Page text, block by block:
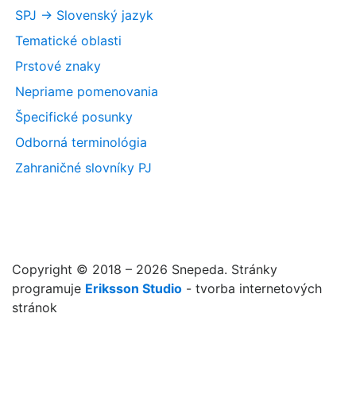
SPJ -> Slovenský jazyk
Tematické oblasti
Prstové znaky
Nepriame pomenovania
Špecifické posunky
Odborná terminológia
Zahraničné slovníky PJ
Copyright © 2018 – 2026 Snepeda. Stránky
programuje Eriksson Studio - tvorba internetových
stránok